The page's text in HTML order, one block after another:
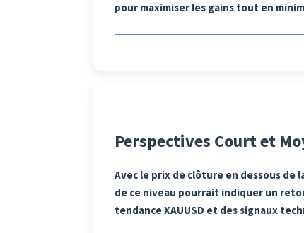
pour maximiser les gains tout en
Perspectives Court et
Avec le prix de clôture en dessous de
de ce niveau pourrait indiquer un
tendance XAUUSD et des signaux